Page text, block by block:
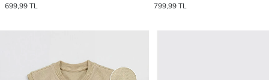
699,99 TL
799,99 TL